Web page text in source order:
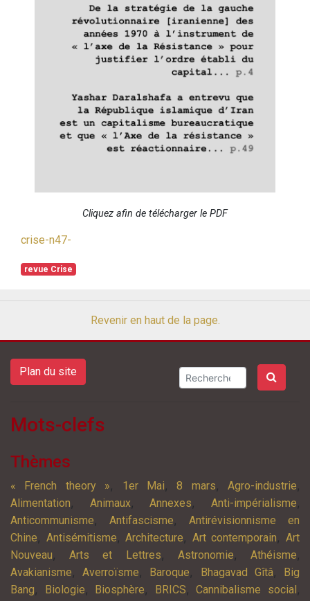
Cliquez afin de télécharger le PDF
crise-n47-
revue Crise
Revenir en haut de la page.
Plan du site
Mots-clefs
Thèmes
« French theory », 1er Mai,8 mars, Agro-industrie,
Alimentation, Animaux,Annexes,Anti-impérialisme,
Anticommunisme, Antifascisme, Antirévisionnisme en
Chine, Antisémitisme,Architecture, Art contemporain,Art
Nouveau,Arts et Lettres, Astronomie,Athéisme,
Avakianisme,Averroïsme, Baroque, Bhagavad Gîtâ,
Big
Bang, Biologie, Biosphère, BRICS,Cannibalisme social ,